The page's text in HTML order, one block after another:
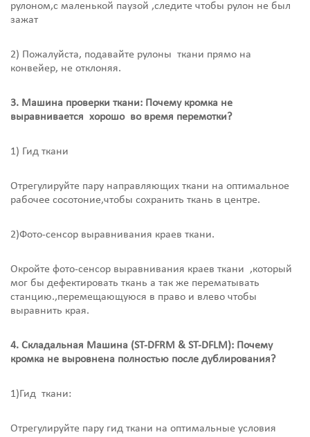
рулоном,с маленькой паузой ,следите чтобы рулон не был
зажат
2) Пожалуйста, подавайте рулоны ткани прямо на
конвейер, не отклоняя.
3. Машина проверки ткани: Почему кромка не
выравнивается хорошо во время перемотки?
1) Гид ткани
Отрегулируйте пару направляющих ткани на оптимальное
рабочее сосотоние,чтобы сохранить ткань в центре.
2)Фото-сенсор выравнивания краев ткани.
Окройте фото-сенсор выравнивания краев ткани ,который
мог бы дефектировать ткань а так же перематывать
станцию.,перемещающуюся в право и влево чтобы
выравнить края.
4. Складальная Машина (ST-DFRM & ST-DFLM): Почему
кромка не выровнена полностью после дублирования?
1)Гид ткани:
Отрегулируйте пару гид ткани на оптимальные условия